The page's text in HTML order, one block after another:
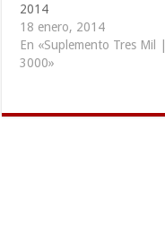
2014
18 enero, 2014
En «Suplemento Tres Mil |
3000»